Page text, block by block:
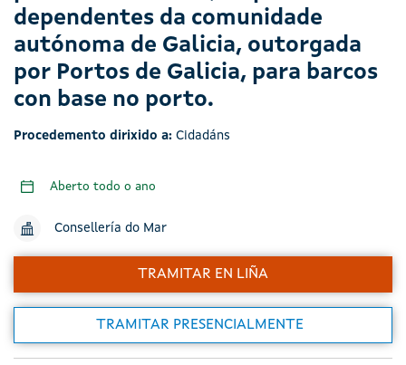
dependentes da comunidade
autónoma de Galicia, outorgada
por Portos de Galicia, para barcos
con base no porto.
Procedemento dirixido a: Cidadáns
Aberto todo o ano
Consellería do Mar
TRAMITAR EN LIÑA
TRAMITAR PRESENCIALMENTE